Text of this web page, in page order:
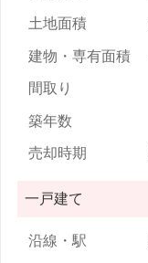
一戸建て